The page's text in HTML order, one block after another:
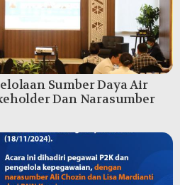
Sumber Daya Air
Dan Narasumber